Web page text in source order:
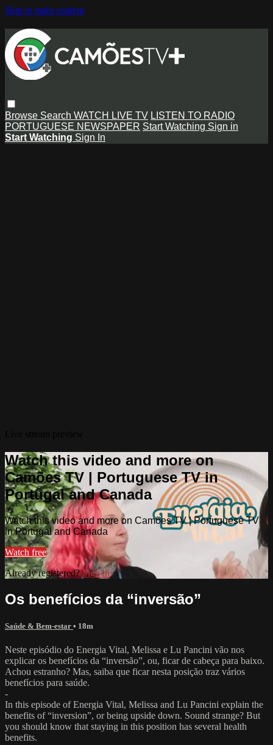
Skip to main content
Browse Search WATCH LIVE TV LISTEN TO RADIO
PORTUGUESE NEWSPAPER Start Watching Sign in
Start Watching Sign In
Watch this video and more on
Camões TV | Portuguese TV in
Portugal and Canada
Watch this video and more on Camões TV | Portuguese TV
in Portugal and Canada
Watch free
Already registered?Sign in
Os benefícios da “inversão”
Saúde & Bem-estar • 18m
Neste episódio do Energia Vital, Melissa e Lu Pancini vão nos
explicar os benefícios da “inversão”, ou, ficar de cabeça para baixo.
Achou estranho? Mas, saiba que ficar nesta posição traz vários
benefícios para saúde.
-
In this episode of Energia Vital, Melissa and Lu Pancini explain the
benefits of “inversion”, or being upside down. Sound strange? But
you should know that staying in this position has several health
benefits.